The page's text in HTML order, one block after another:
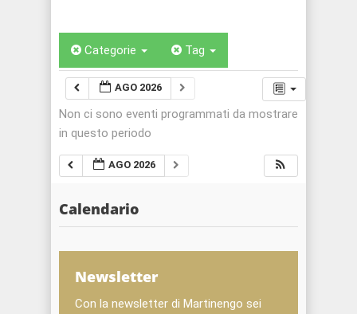
Categorie Tag
AGO 2026
Non ci sono eventi programmati da mostrare
in questo periodo
AGO 2026
Calendario
Newsletter
Con la newsletter di Martinengo sei